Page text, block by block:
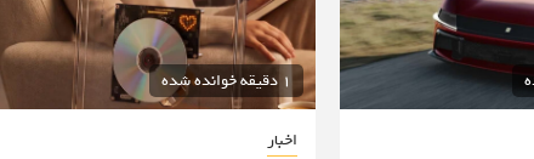
1 دقیقه خوانده شده
اخبار